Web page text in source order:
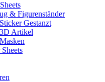
& Figurenständer
Gestanzt
Artikel